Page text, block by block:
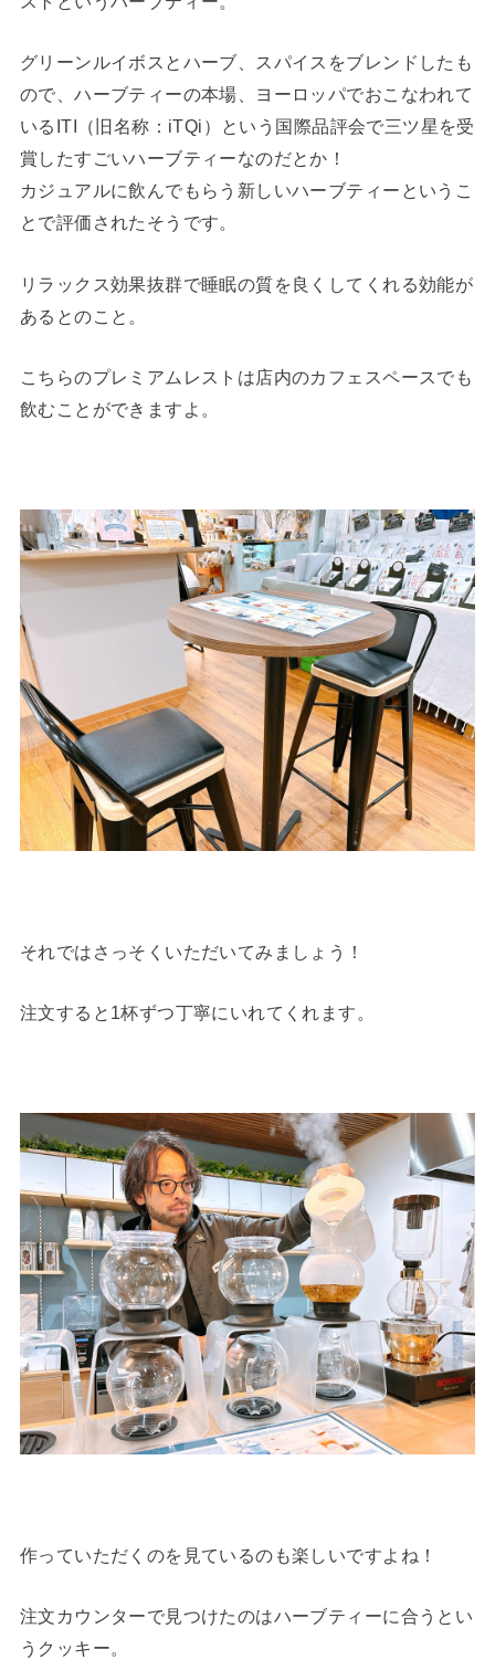
グリーンルイボスとハーブ、スパイスをブレンドしたも
ので、ハーブティーの本場、ヨーロッパでおこなわれて
いるITI（旧名称：iTQi）という国際品評会で三ツ星を受
賞したすごいハーブティーなのだとか！
カジュアルに飲んでもらう新しいハーブティーというこ
とで評価されたそうです。
リラックス効果抜群で睡眠の質を良くしてくれる効能が
あるとのこと。
こちらのプレミアムレストは店内のカフェスペースでも
飲むことができますよ。
それではさっそくいただいてみましょう！
注文すると1杯ずつ丁寧にいれてくれます。
作っていただくのを見ているのも楽しいですよね！
注文カウンターで見つけたのはハーブティーに合うとい
うクッキー。